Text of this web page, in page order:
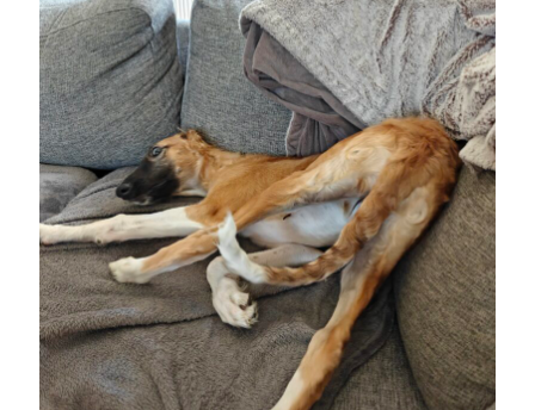
1
2 3 4
5
6
7 8 9 10 11
12
13
14 15 16 17 18
19
20
21 22 23 24 25
26
27
28 29 30 31
« jun aug »
Arkiv
augusti 2026
juli 2026
juni 2026
maj 2026